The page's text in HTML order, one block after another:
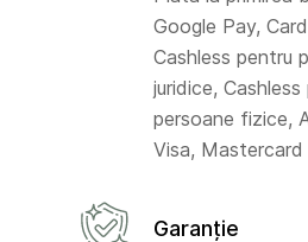
Google Pay,
Cashless pentru
juridice, Cashless
persoane fizice,
Visa, Mastercard
Garanție